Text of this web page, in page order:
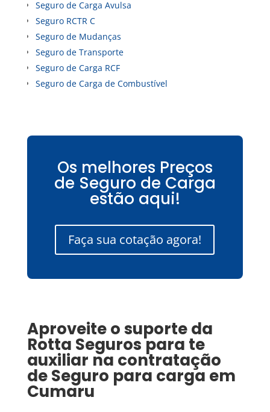
Seguro de Carga Avulsa
Seguro RCTR C
Seguro de Mudanças
Seguro de Transporte
Seguro de Carga RCF
Seguro de Carga de Combustível
Os melhores Preços
de Seguro de Carga
estão aqui!
Faça sua cotação agora!
Aproveite o suporte da
Rotta Seguros para te
auxiliar na contratação
deSeguro para carga em
Cumaru